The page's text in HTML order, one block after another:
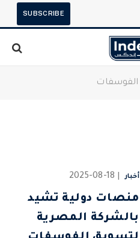
SUBSCRIBE
الفوسفات
أخبار 2025-08-18
منصات دولية تشيد
بالشركة المصرية